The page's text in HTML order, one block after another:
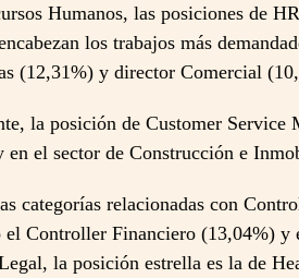
Humanos, las posiciones de
los trabajos más
(12,31%) y director Comercial
la posición de Customer Service
en el sector de Construcción e
categorías relacionadas con
el Controller Financiero (13,04%)
la posición estrella es la de